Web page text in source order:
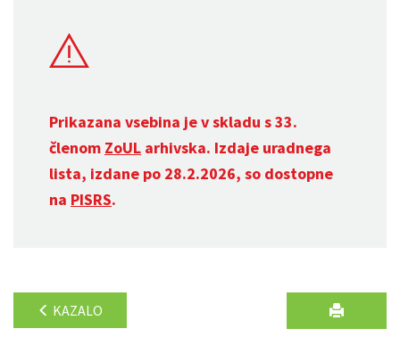
Prikazana vsebina je v skladu s 33.
členom ZoUL arhivska. Izdaje uradnega
lista, izdane po 28.2.2026, so dostopne
na PISRS.
KAZALO